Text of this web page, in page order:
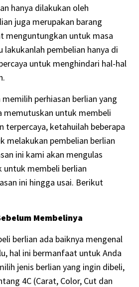
hanya dilakukan oleh
juga merupakan barang
menguntungkan untuk masa
lakukanlah pembelian hanya di
untuk menghindari hal-hal
perhiasan berlian yang
memutuskan untuk membeli
terpercaya, ketahuilah beberapa
melakukan pembelian berlian
ini kami akan mengulas
untuk membeli berlian
ini hingga usai. Berikut
Membelinya
berlian ada baiknya mengenal
hal ini bermanfaat untuk Anda
jenis berlian yang ingin dibeli,
4C (Carat, Color, Cut dan